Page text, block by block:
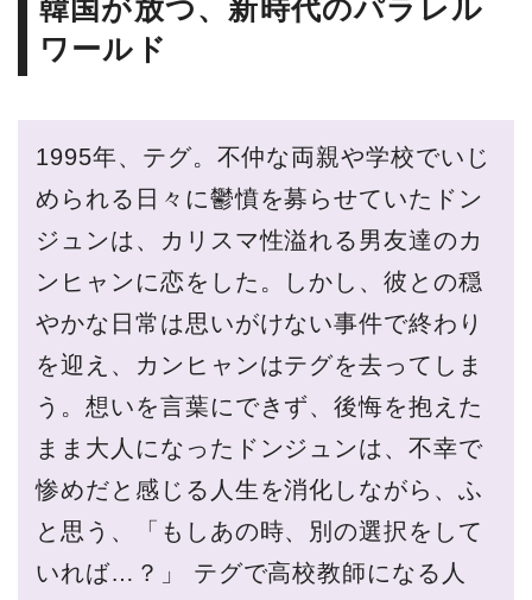
韓国が放つ、新時代のパラレル
ワールド
1995年、テグ。不仲な両親や学校でいじ
められる日々に鬱憤を募らせていたドン
ジュンは、カリスマ性溢れる男友達のカ
ンヒャンに恋をした。しかし、彼との穏
やかな日常は思いがけない事件で終わり
を迎え、カンヒャンはテグを去ってしま
う。想いを言葉にできず、後悔を抱えた
まま大人になったドンジュンは、不幸で
惨めだと感じる人生を消化しながら、ふ
と思う、「もしあの時、別の選択をして
いれば…？」 テグで高校教師になる人